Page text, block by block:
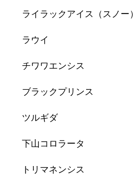
ライラックアイス（スノー）
ラウイ
チワワエンシス
ブラックプリンス
ツルギダ
下山コロラータ
トリマネンシス